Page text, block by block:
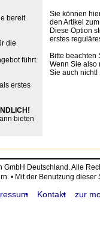
bereit
die
führt.
erstes
bieten
Sie können
den Artikel
Diese Option
erstes
Bitte beachten
Wenn Sie also
Sie auch nicht!
GmbH Deutschland. Alle
• Mit der Benutzung
Kontakt zur